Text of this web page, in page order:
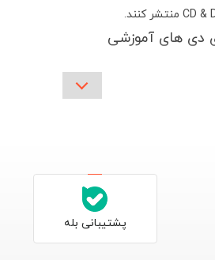
CD & منتشر کنند.
تا کنکور به انتشار فیلم های آموزشی
کنکور
منتشر می شوند و شامل بررسی
مهم و حل تست های کنکوری داخل و
پشتیبانی بله